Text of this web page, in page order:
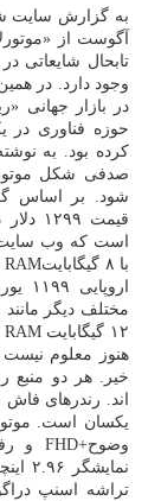
به گزارش سایت
تابحال شایعاتی
وجود دارد. در
حوزه فناوری در
کرده بود. به
قیمت
با ۸ گیگابایتRAM و ۲۵۶ گیگابایت
هنوز معلوم
اند. رندرهای